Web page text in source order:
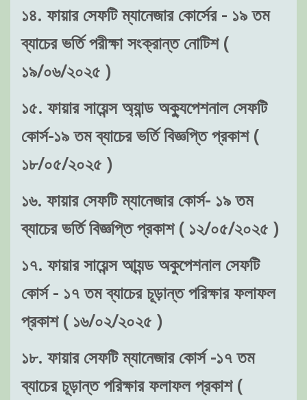
১৪. ফায়ার সেফটি ম্যানেজার কোর্সের - ১৯ তম
ব্যাচের ভর্তি পরীক্ষা সংক্রান্ত নোটিশ (
১৯/০৬/২০২৫ )
১৫. ফায়ার সায়েন্স অ্যান্ড অক্যুপেশনাল সেফটি
কোর্স-১৯ তম ব্যাচের ভর্তি বিজ্ঞপ্তি প্রকাশ (
১৮/০৫/২০২৫ )
১৬. ফায়ার সেফটি ম্যানেজার কোর্স- ১৯ তম
ব্যাচের ভর্তি বিজ্ঞপ্তি প্রকাশ ( ১২/০৫/২০২৫ )
১৭. ফায়ার সায়েন্স আ্যন্ড অকুপেশনাল সেফটি
কোর্স - ১৭ তম ব্যাচের চূড়ান্ত পরিক্ষার ফলাফল
প্রকাশ ( ১৬/০২/২০২৫ )
১৮. ফায়ার সেফটি ম্যানেজার কোর্স -১৭ তম
ব্যাচের চূড়ান্ত পরিক্ষার ফলাফল প্রকাশ (